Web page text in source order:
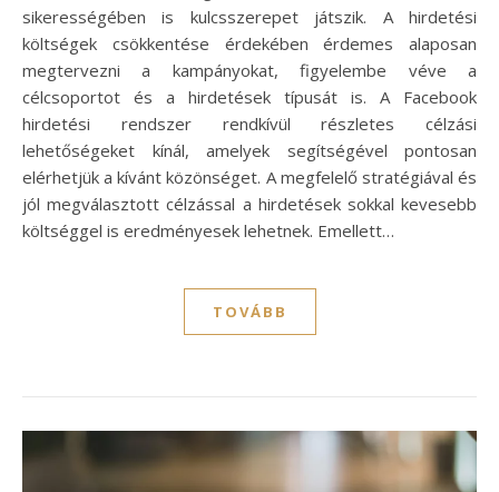
sikerességében is kulcsszerepet játszik. A hirdetési
költségek csökkentése érdekében érdemes alaposan
megtervezni a kampányokat, figyelembe véve a
célcsoportot és a hirdetések típusát is. A Facebook
hirdetési rendszer rendkívül részletes célzási
lehetőségeket kínál, amelyek segítségével pontosan
elérhetjük a kívánt közönséget. A megfelelő stratégiával és
jól megválasztott célzással a hirdetések sokkal kevesebb
költséggel is eredményesek lehetnek. Emellett…
TOVÁBB